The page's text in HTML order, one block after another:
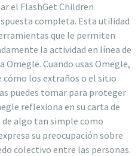
el FlashGet Children
completa. Esta utilidad
que le permiten
la actividad en línea de
Cuando usas Omegle,
cómo los extraños o el sitio
puedes tomar para proteger
reflexiona en su carta de
algo tan simple como
su preocupación sobre
colectivo entre las personas.